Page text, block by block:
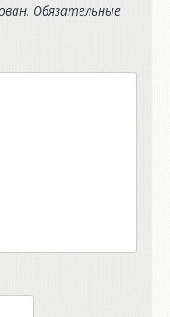
Обязательные